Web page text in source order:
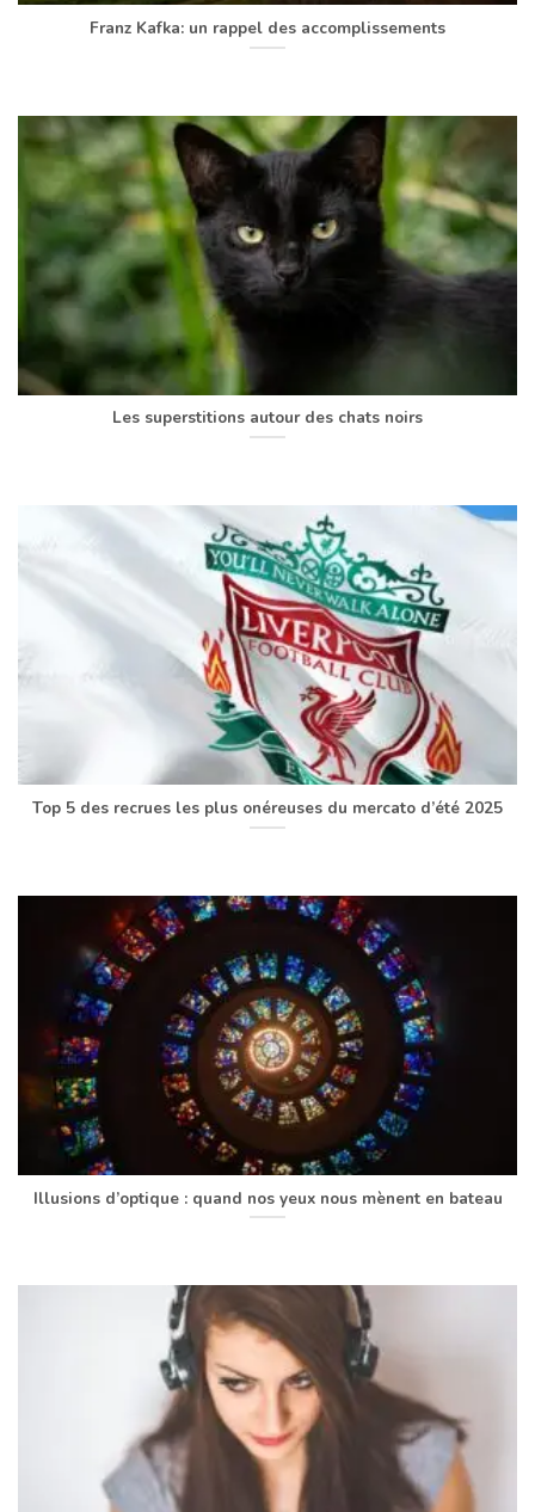
Franz Kafka: un rappel des accomplissements
Les superstitions autour des chats noirs
Top 5 des recrues les plus onéreuses du mercato d’été 2025
Illusions d’optique : quand nos yeux nous mènent en bateau